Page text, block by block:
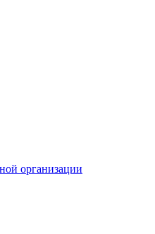
организации